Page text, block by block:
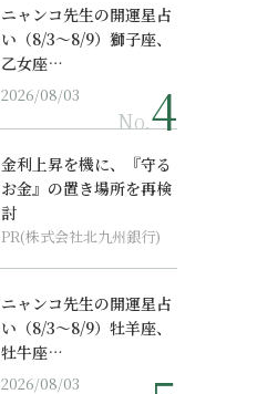
ニャンコ先生の開運星占
い（8/3～8/9）獅子座、
乙女座…
2026/08/03
No.
金利上昇を機に、『守る
お金』の置き場所を再検
討
PR(株式会社北九州銀行)
ニャンコ先生の開運星占
い（8/3～8/9）牡羊座、
牡牛座…
2026/08/03